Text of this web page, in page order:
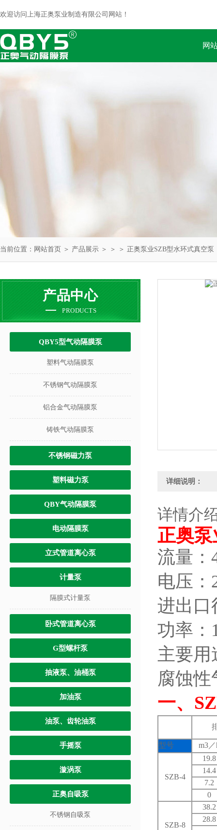
欢迎访问上海正奥泵业制造有限公司网站！
网
当前位置： 网站首页 ＞ 产品展示 ＞ ＞ ＞ 正奥泵业SZB型水环式真空泵
产品中心
PRODUCTS
QBY5型气动隔膜泵
塑料气动隔膜泵
不锈钢气动隔膜泵
铝合金气动隔膜泵
铸铁气动隔膜泵
不锈钢磁力泵
塑料磁力泵
QBY气动隔膜泵
电动隔膜泵
立式管道离心泵
计量泵
隔膜式计量泵
卧式管道离心泵
G型螺杆泵
抽液泵、油桶泵
加油泵
油泵、齿轮油泵
手摇泵
漩涡泵
正奥自吸泵
不锈钢自吸泵
详细说明：
详情介
正奥
流量：
电压：
进出口
功率：
主要用
腐蚀
一、
型号 m3／
SZB-4
19.8
14.4
7.2
0
SZB-8
38.2
28.8